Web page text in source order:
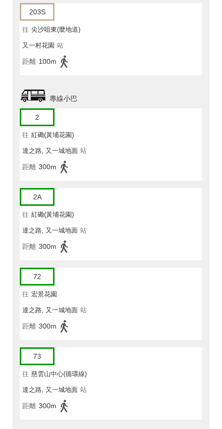
203S
往 尖沙咀東(麼地道)
又一村花園 站
距離 100m
專線小巴
2
往 紅磡(黃埔花園)
達之路, 又一城地面 站
距離 300m
2A
往 紅磡(黃埔花園)
達之路, 又一城地面 站
距離 300m
72
往 宏景花園
達之路, 又一城地面 站
距離 300m
73
往 慈雲山中心(循環線)
達之路, 又一城地面 站
距離 300m